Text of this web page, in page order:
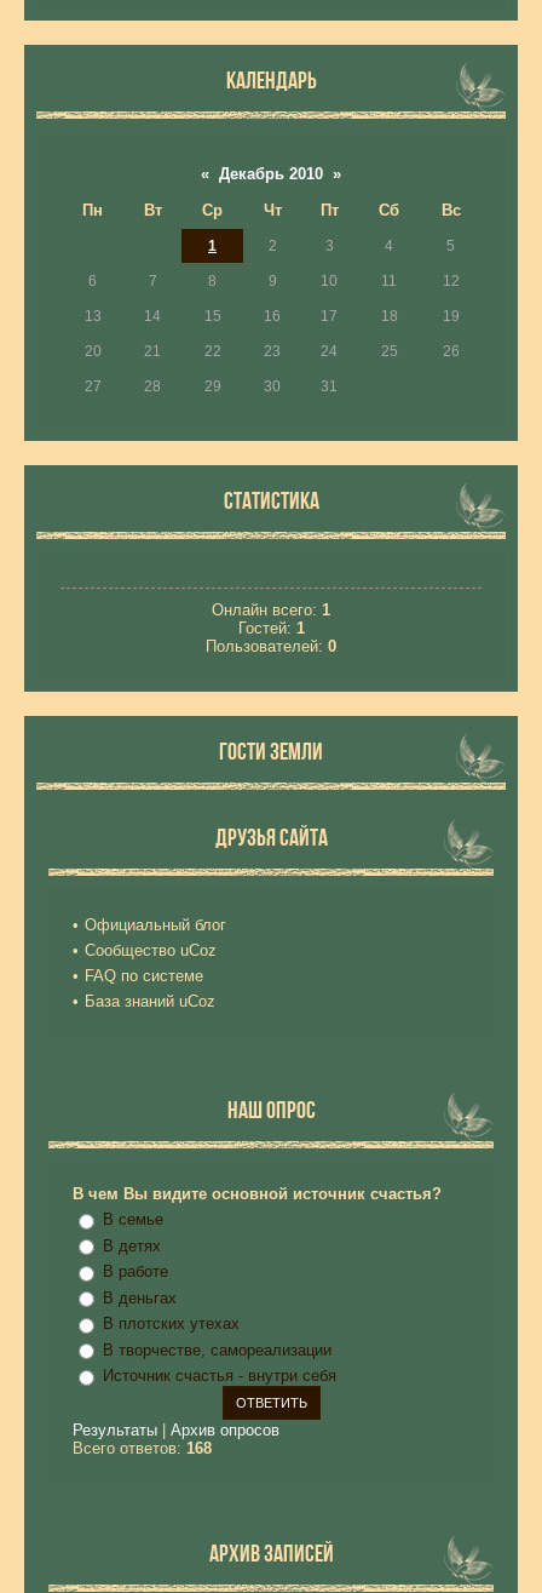
КАЛЕНДАРЬ
« Декабрь 2010 »
Пн
Вт Ср Чт Пт Сб Вс
1 2 3 4 5
6 7 8 9 10 11 12
13 14 15 16 17 18 19
20 21 22 23 24 25 26
27 28 29 30 31
СТАТИСТИКА
Онлайн всего: 1
Гостей: 1
Пользователей: 0
ГОСТИ ЗЕМЛИ
ДРУЗЬЯ САЙТА
Официальный блог
Сообщество uCoz
FAQ по системе
База знаний uCoz
НАШ ОПРОС
В чем Вы видите основной источник счастья?
В семье
В детях
В работе
В деньгах
В плотских утехах
В творчестве, самореализации
Источник счастья - внутри себя
Результаты
Архив опросов
Всего ответов: 168
АРХИВ ЗАПИСЕЙ